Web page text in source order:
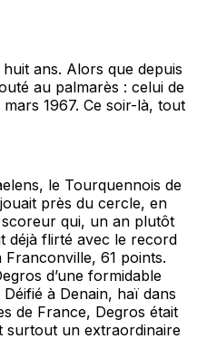
ans. Alors que depuis
au palmarès : celui de
1967. Ce soir-là, tout
le Tourquennois de
près du cercle, en
scoreur qui, un an plutôt
déjà flirté avec le record
Franconville, 61 points.
d’une formidable
à Denain, haï dans
de France, Degros était
surtout un extraordinaire